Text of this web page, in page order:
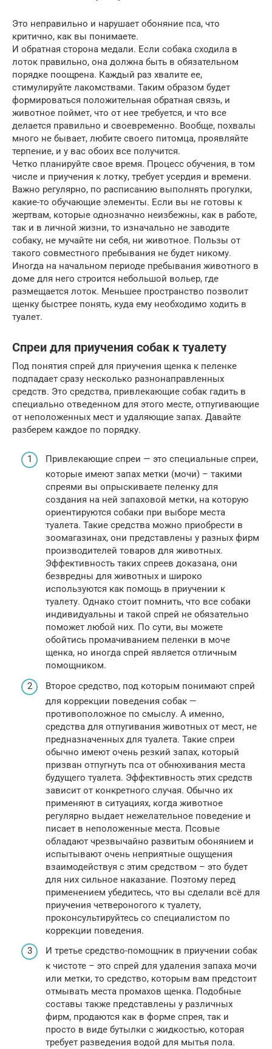
Это неправильно и нарушает обоняние пса, что
критично, как вы понимаете.
И обратная сторона медали. Если собака сходила в
лоток правильно, она должна быть в обязательном
порядке поощрена. Каждый раз хвалите ее,
стимулируйте лакомствами. Таким образом будет
формироваться положительная обратная связь, и
животное поймет, что от нее требуется, и что все
делается правильно и своевременно. Вообще, похвалы
много не бывает, любите своего питомца, проявляйте
терпение, и у вас обоих все получится.
Четко планируйте свое время. Процесс обучения, в том
числе и приучения к лотку, требует усердия и времени.
Важно регулярно, по расписанию выполнять прогулки,
какие-то обучающие элементы. Если вы не готовы к
жертвам, которые однозначно неизбежны, как в работе,
так и в личной жизни, то изначально не заводите
собаку, не мучайте ни себя, ни животное. Пользы от
такого совместного пребывания не будет никому.
Иногда на начальном периоде пребывания животного в
доме для него строится небольшой вольер, где
размещается лоток. Меньшее пространство позволит
щенку быстрее понять, куда ему необходимо ходить в
туалет.
Спреи для приучения собак к туалету
Под понятия спрей для приучения щенка к пеленке
подпадает сразу несколько разнонаправленных
средств. Это средства, привлекающие собак гадить в
специально отведенном для этого месте, отпугивающие
от неположенных мест и удаляющие запах. Давайте
разберем каждое по порядку.
Привлекающие спреи — это специальные спреи,
которые имеют запах метки (мочи) – такими
спреями вы опрыскиваете пеленку для
создания на ней запаховой метки, на которую
ориентируются собаки при выборе места
туалета. Такие средства можно приобрести в
зоомагазинах, они представлены у разных фирм
производителей товаров для животных.
Эффективность таких спреев доказана, они
безвредны для животных и широко
используются как помощь в приучении к
туалету. Однако стоит помнить, что все собаки
индивидуальны и такой спрей не обязательно
поможет любой них. По сути, вы можете
обойтись промачиванием пеленки в моче
щенка, но иногда спрей является отличным
помощником.
Второе средство, под которым понимают спрей
для коррекции поведения собак —
противоположное по смыслу. А именно,
средства для отпугивания животных от мест, не
предназначенных для туалета. Такие спреи
обычно имеют очень резкий запах, который
призван отпугнуть пса от обнюхивания места
будущего туалета. Эффективность этих средств
зависит от конкретного случая. Обычно их
применяют в ситуациях, когда животное
регулярно выдает нежелательное поведение и
писает в неположенные места. Псовые
обладают чрезвычайно развитым обонянием и
испытывают очень неприятные ощущения
взаимодействуя с этим средством – это будет
для них сильное наказание. Поэтому перед
применением убедитесь, что вы сделали всё для
приучения четвероногого к туалету,
проконсультируйтесь со специалистом по
коррекции поведения.
И третье средство-помощник в приучении собак
к чистоте – это спрей для удаления запаха мочи
или метки, то средство, которым вам предстоит
отмывать места промахов щенка. Подобные
составы также представлены у различных
фирм, продаются как в форме спрея, так и
просто в виде бутылки с жидкостью, которая
требует разведения водой для мытья пола.